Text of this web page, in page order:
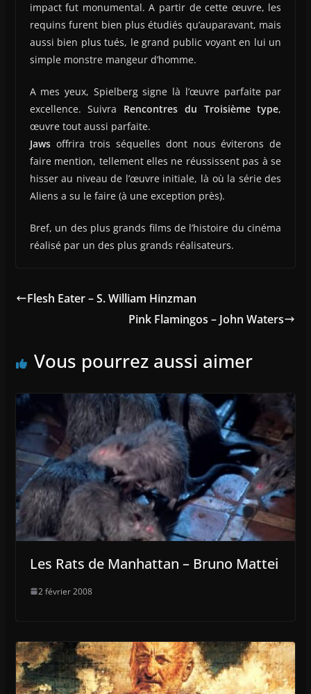
impact fut monumental. A partir de cette œuvre, les
requins furent bien plus étudiés qu’auparavant, mais
aussi bien plus tués, le grand public voyant en lui un
simple monstre mangeur d’homme.
A mes yeux, Spielberg signe là l’œuvre parfaite par
excellence. Suivra Rencontres du Troisième type,
œuvre tout aussi parfaite.
Jawsoffrira trois séquelles dont nous éviterons de
faire mention, tellement elles ne réussissent pas à se
hisser au niveau de l’œuvre initiale, là où la série des
Aliens a su le faire (à une exception près).
Bref, un des plus grands films de l’histoire du cinéma
réalisé par un des plus grands réalisateurs.
Flesh Eater – S. William Hinzman
Pink Flamingos – John Waters
Vous pourrez aussi aimer
Les Rats de Manhattan – Bruno Mattei
2 février 2008